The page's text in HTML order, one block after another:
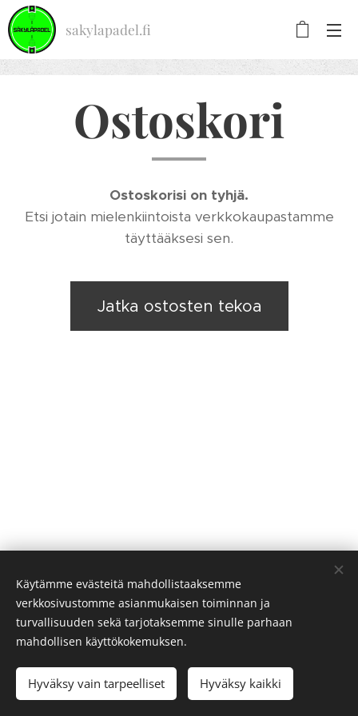
sakylapadel.fi
Ostoskori
Ostoskorisi on tyhjä.
Etsi jotain mielenkiintoista verkkokaupastamme
täyttääksesi sen.
Jatka ostosten tekoa
© 2026Sakylapadel - Säkylätriathlon
ry.
Evästeet
Käytämme evästeitä mahdollistaaksemme
verkkosivustomme asianmukaisen toiminnan ja
turvallisuuden sekä tarjotaksemme sinulle parhaan
mahdollisen käyttökokemuksen.
Hyväksy vain tarpeelliset Hyväksy kaikki